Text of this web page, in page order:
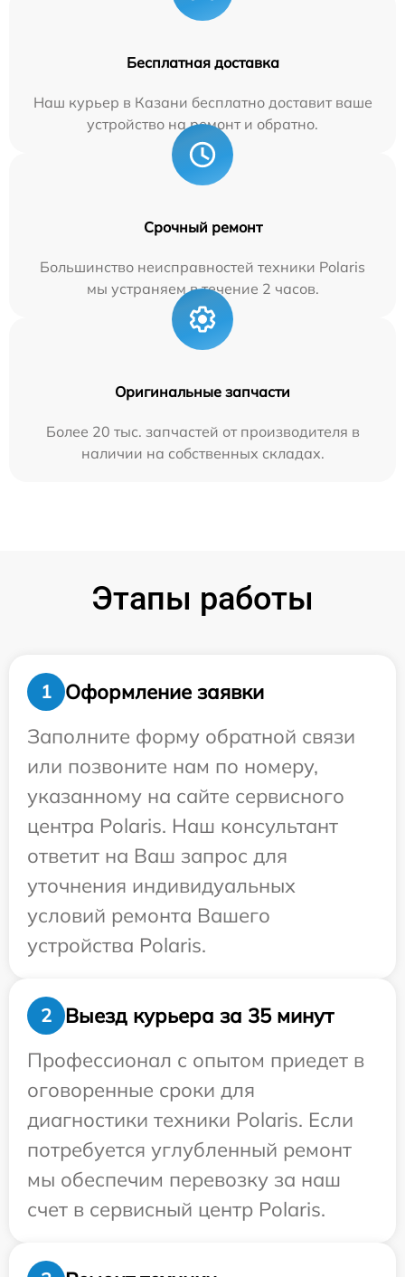
Бесплатная доставка
Наш курьер в Казани бесплатно доставит ваше
устройство на ремонт и обратно.
Срочный ремонт
Большинство неисправностей техники Polaris
мы устраняем в течение 2 часов.
Оригинальные запчасти
Более 20 тыс. запчастей от производителя в
наличии на собственных складах.
Этапы работы
1
Оформление заявки
Заполните форму обратной связи
или позвоните нам по номеру,
указанному на сайте сервисного
центра Polaris. Наш консультант
ответит на Ваш запрос для
уточнения индивидуальных
условий ремонта Вашего
устройства Polaris.
2
Выезд курьера за 35 минут
Профессионал с опытом приедет в
оговоренные сроки для
диагностики техники Polaris. Если
потребуется углубленный ремонт
мы обеспечим перевозку за наш
счет в сервисный центр Polaris.